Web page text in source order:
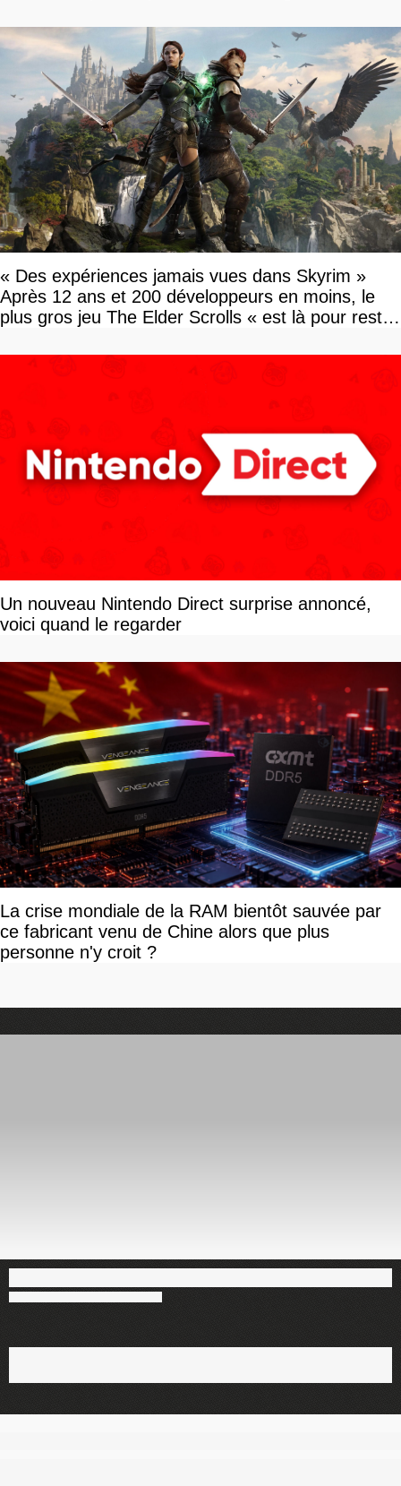
« Des expériences jamais vues dans Skyrim »
Après 12 ans et 200 développeurs en moins, le
plus gros jeu The Elder Scrolls « est là pour rester
Un nouveau Nintendo Direct surprise annoncé,
voici quand le regarder
La crise mondiale de la RAM bientôt sauvée par
ce fabricant venu de Chine alors que plus
personne n'y croit ?